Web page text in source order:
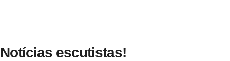
Notícias escutistas!